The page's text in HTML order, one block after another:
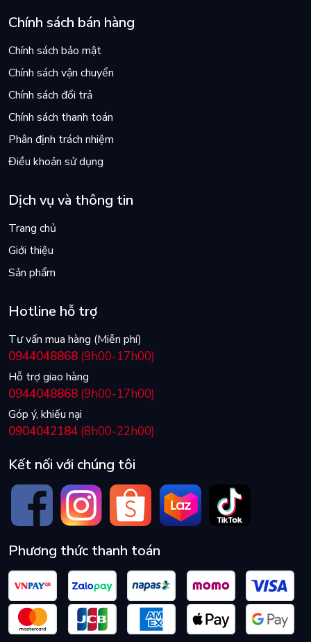
Chính sách bán hàng
Chính sách bảo mật
Chính sách vận chuyển
Chính sách đổi trả
Chính sách thanh toán
Phân định trách nhiệm
Điều khoản sử dụng
Dịch vụ và thông tin
Trang chủ
Giới thiệu
Sản phẩm
Hotline hỗ trợ
Tư vấn mua hàng (Miễn phí)
0944048868 (9h00-17h00)
Hỗ trợ giao hàng
0944048868 (9h00-17h00)
Góp ý, khiếu nại
0904042184 (8h00-22h00)
Kết nối với chúng tôi
Phương thức thanh toán